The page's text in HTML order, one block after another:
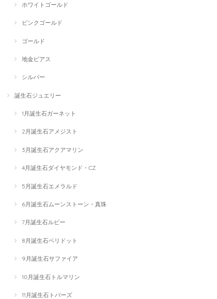
ホワイトゴールド
ピンクゴールド
ゴールド
地金ピアス
シルバー
誕生石ジュエリー
1月誕生石ガーネット
2月誕生石アメジスト
3月誕生石アクアマリン
4月誕生石ダイヤモンド・CZ
5月誕生石エメラルド
6月誕生石ムーンストーン・真珠
7月誕生石ルビー
8月誕生石ペリドット
9月誕生石サファイア
10月誕生石トルマリン
11月誕生石トパーズ